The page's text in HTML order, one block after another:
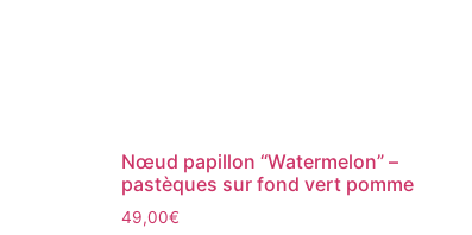
Nœud papillon “Watermelon” –
pastèques sur fond vert pomme
49,00€